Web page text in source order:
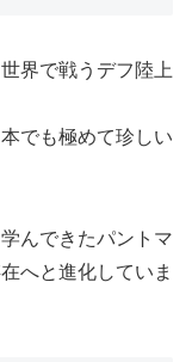
界で戦うデフ陸上
でも極めて珍しい
んできたパントマ
へと進化していま